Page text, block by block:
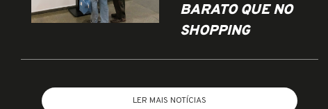
BARATO QUE NO
SHOPPING
LER MAIS NOTÍCIAS